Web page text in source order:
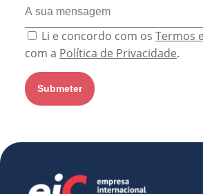
Li e concordo com os Termos
com a Política de Privacidade.